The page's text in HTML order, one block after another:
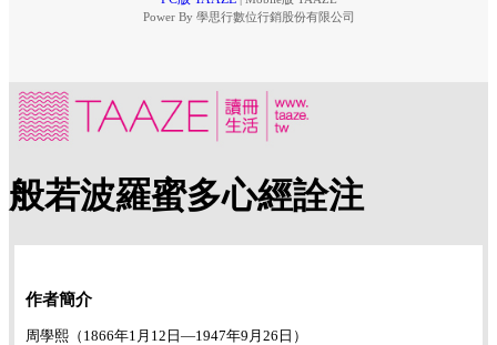
Power By 學思行數位行銷股份有限公司
般若波羅蜜多心經詮注
作者簡介
周學熙（1866年1月12日—1947年9月26日）